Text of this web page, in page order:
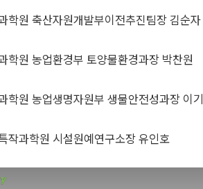
학원 축산자원개발부이전추진팀장 김순자
학원 농업환경부 토양물환경과장 박찬원
학원 농업생명자원부 생물안전성과장 이
작과학원 시설원예연구소장 유인호